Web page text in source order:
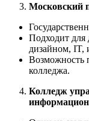
Московский
Подходит для
дизайном, IT,
Возможность
колледжа.
Колледж